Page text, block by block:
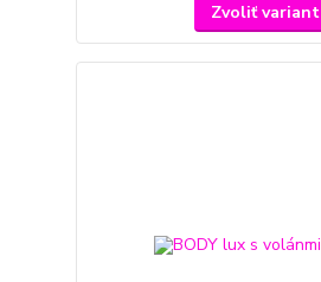
Zvoliť variant